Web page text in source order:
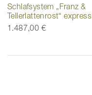
Schlafsystem „Franz &
Tellerlattenrost“ express
1.487,00 €